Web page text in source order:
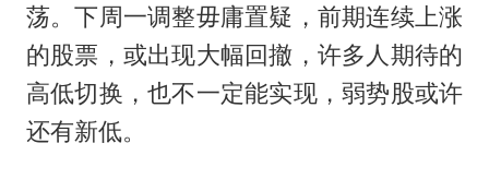
荡。下周一调整毋庸置疑，前期连续上涨
的股票，或出现大幅回撤，许多人期待的
高低切换，也不一定能实现，弱势股或许
还有新低。